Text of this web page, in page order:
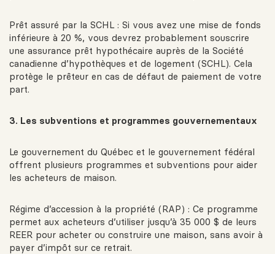
Prêt assuré par la SCHL : Si vous avez une mise de fonds
inférieure à 20 %, vous devrez probablement souscrire
une assurance prêt hypothécaire auprès de la Société
canadienne d’hypothèques et de logement (SCHL). Cela
protège le prêteur en cas de défaut de paiement de votre
part.
3. Les subventions et programmes gouvernementaux
Le gouvernement du Québec et le gouvernement fédéral
offrent plusieurs programmes et subventions pour aider
les acheteurs de maison.
Régime d’accession à la propriété (RAP) : Ce programme
permet aux acheteurs d’utiliser jusqu’à 35 000 $ de leurs
REER pour acheter ou construire une maison, sans avoir à
payer d’impôt sur ce retrait.